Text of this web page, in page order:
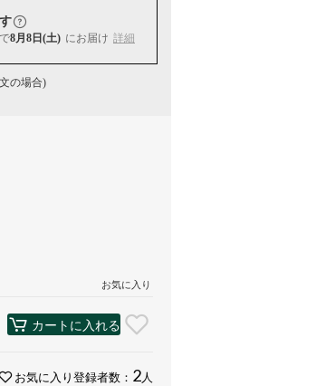
8月8日(土) にお届け 詳細
の場合)
お気に入り
カートに入れる
お気に入り登録者数： 2 人